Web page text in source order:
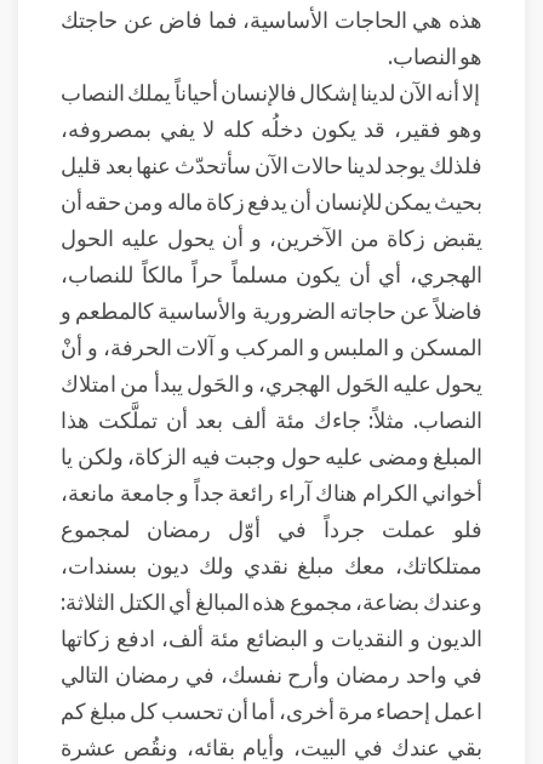
هذه هي الحاجات الأساسية، فما فاض عن حاجتك
هو النصاب.
إلا أنه الآن لدينا إشكال فالإنسان أحياناً يملك النصاب
وهو فقير، قد يكون دخلُه كله لا يفي بمصروفه،
فلذلك يوجد لدينا حالات الآن سأتحدّث عنها بعد قليل
بحيث يمكن للإنسان أن يدفع زكاة ماله ومن حقه أن
يقبض زكاة من الآخرين، و أن يحول عليه الحول
الهجري، أي أن يكون مسلماً حراً مالكاً للنصاب،
فاضلاً عن حاجاته الضرورية والأساسية كالمطعم و
المسكن و الملبس و المركب و آلات الحرفة، و أنْ
يحول عليه الحَول الهجري، و الحَول يبدأ من امتلاك
النصاب. مثلاً: جاءك مئة ألف بعد أن تملَّكت هذا
المبلغ ومضى عليه حول وجبت فيه الزكاة، ولكن يا
أخواني الكرام هناك آراء رائعة جداً و جامعة مانعة،
فلو عملت جرداً في أوّل رمضان لمجموع
ممتلكاتك، معك مبلغ نقدي ولك ديون بسندات،
وعندك بضاعة، مجموع هذه المبالغ أي الكتل الثلاثة:
الديون و النقديات و البضائع مئة ألف، ادفع زكاتها
في واحد رمضان وأرح نفسك، في رمضان التالي
اعمل إحصاء مرة أخرى، أما أن تحسب كل مبلغ كم
بقي عندك في البيت، وأيام بقائه، ونقُص عشرة